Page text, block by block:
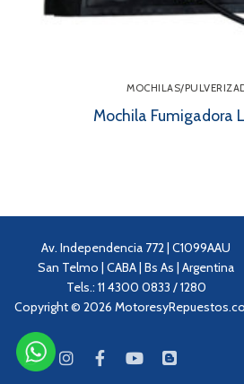
MOCHILAS/
Mochila Fumigadora
Av. Independencia 772 | C1099AAU
San Telmo | CABA | Bs As | Argentina
Tels.: 11 4300 0833 / 1280
Copyright © 2026